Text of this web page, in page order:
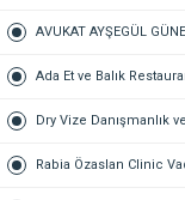
SEO AJANSI, DİJİTAL
REKLAM
AVUKAT AYŞEGÜL
AVUKATI – TAZMİNAT
Ada Et ve Balık
Dry Vize Danışmanlık
Rabia Özaslan Clinic